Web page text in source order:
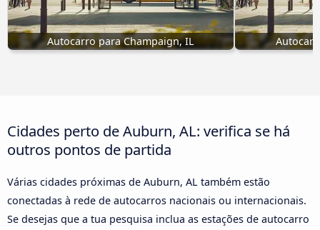
Autocarro para Champaign, IL
Cidades perto de Auburn, AL: verifica se há
outros pontos de partida
Várias cidades próximas de Auburn, AL também estão
conectadas à rede de autocarros nacionais ou internacionais.
Se desejas que a tua pesquisa inclua as estações de autocarro